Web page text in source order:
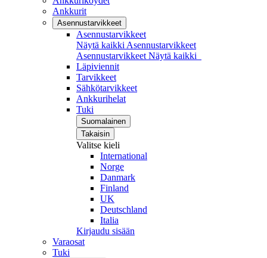
Ankkurit
Asennustarvikkeet
Asennustarvikkeet
Näytä kaikki Asennustarvikkeet
Asennustarvikkeet Näytä kaikki
Läpiviennit
Tarvikkeet
Sähkötarvikkeet
Ankkurihelat
Tuki
Suomalainen
Takaisin
Valitse kieli
International
Norge
Danmark
Finland
UK
Deutschland
Italia
Kirjaudu sisään
Varaosat
Tuki